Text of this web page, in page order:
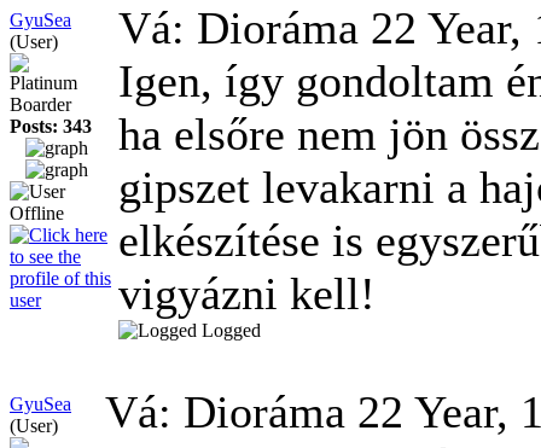
GyuSea
(User)
Platinum
Boarder
Posts: 343
Vá: Dioráma 22
Igen, így gondoltam
ha elsőre nem jön
gipszet levakarni a
elkészítése is
vigyázni kell!
Logged
GyuSea
(User)
Vá: Dioráma 22 Year,